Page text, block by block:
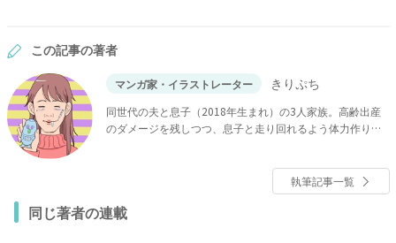
この記事の著者
マンガ家・イラストレーター きりぷち
同世代の夫と息子（2018年生まれ）の3人家族。高齢出産
のダメージを残しつつ、息子と走り回れるよう体力作りに
執筆記事一覧
同じ著者の連載